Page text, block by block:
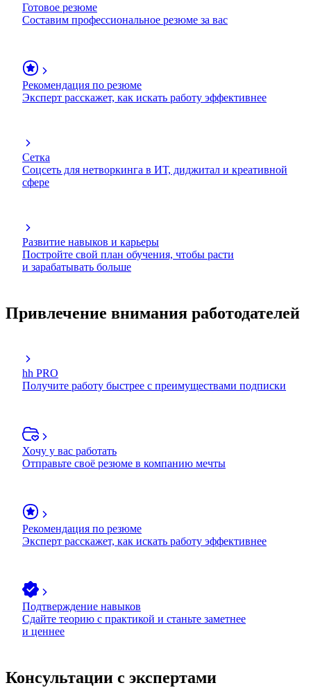
Готовое резюме
Составим профессиональное резюме за вас
Рекомендация по резюме
Эксперт расскажет, как искать работу эффективнее
Сетка
Соцсеть для нетворкинга в ИТ, диджитал и креативной
сфере
Развитие навыков и карьеры
Постройте свой план обучения, чтобы расти
и зарабатывать больше
Привлечение внимания работодателей
hh PRO
Получите работу быстрее с преимуществами подписки
Хочу у вас работать
Отправьте своё резюме в компанию мечты
Рекомендация по резюме
Эксперт расскажет, как искать работу эффективнее
Подтверждение навыков
Сдайте теорию с практикой и станьте заметнее
и ценнее
Консультации с экспертами